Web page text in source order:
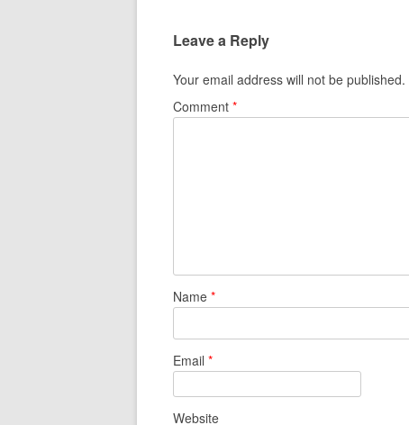
Leave a Reply
Your email address will not be published.
Comment *
Name *
Email *
Website